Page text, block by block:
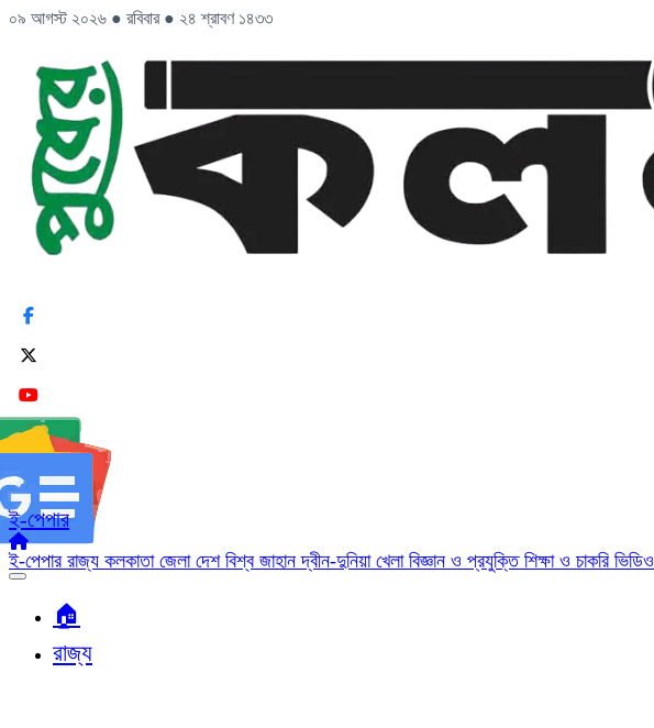
০৯ আগস্ট ২০২৬ ● রবিবার ● ২৪ শ্রাবণ ১৪৩৩
ই-পেপার
ই-পেপার রাজ্য কলকাতা জেলা দেশ বিশ্ব জাহানদ্বীন-দুনিয়া খেলা বিজ্ঞান ও প্রযুক্তি শিক্ষা ও চাকরি ভিডিও
🏠︎
রাজ্য